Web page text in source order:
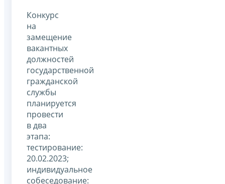
Конкурс
на
замещение
вакантных
должностей
государственной
гражданской
службы
планируется
провести
в два
этапа:
тестирование:
20.02.2023;
индивидуальное
собеседование: